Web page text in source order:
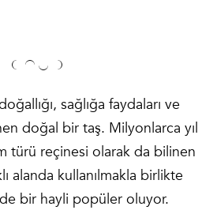
sağlığa faydaları ve
doğal bir taş. Milyonlarca yıl
türü reçinesi olarak da bilinen
alanda kullanılmakla birlikte
bir hayli popüler oluyor.